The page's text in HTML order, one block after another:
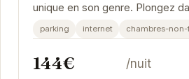
unique en son genre. Plongez
chaleureuse et intime, propice à
au...
parking internet chambres-
144€ /nuit